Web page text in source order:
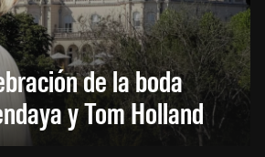
de la boda
y Tom Holland